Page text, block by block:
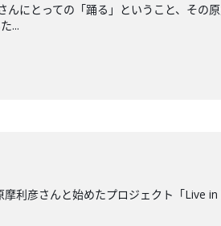
にとっての「踊る」ということ、その
...
利彦さんと始めたプロジェクト「Live